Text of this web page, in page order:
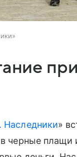
»
черные плащи